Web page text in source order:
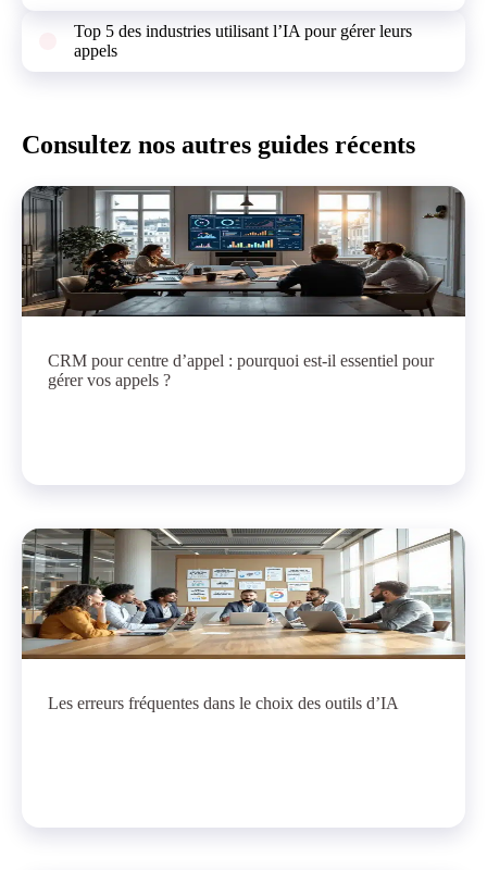
Top 5 des industries utilisant l’IA pour gérer leurs
appels
Consultez nos autres guides récents
CRM pour centre d’appel : pourquoi est-il essentiel pour
gérer vos appels ?
Les erreurs fréquentes dans le choix des outils d’IA